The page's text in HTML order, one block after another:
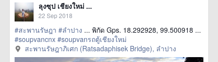
ลุงซุป เชียงใหม่ ...
22 Sep 2018
#สะพานรัษฎา #ลำปาง ... พิกัด Gps. 18.292928, 99.500918 ...
#soupvancnx #soupvanรถตู้เชียงใหม่
สะพานรัษฎาภิเศก (Ratsadaphisek Bridge), ลำปาง